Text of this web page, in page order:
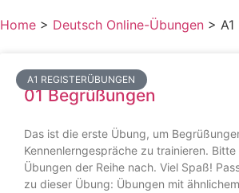
Home > Deutsch Online-Übungen >
A1 REGISTERÜBUNGEN
01 Begrüßungen
Das ist die erste Übung, um
Kennenlerngespräche zu trainieren.
Übungen der Reihe nach. Viel Spaß!
zu dieser Übung: Übungen mit ähnlichem